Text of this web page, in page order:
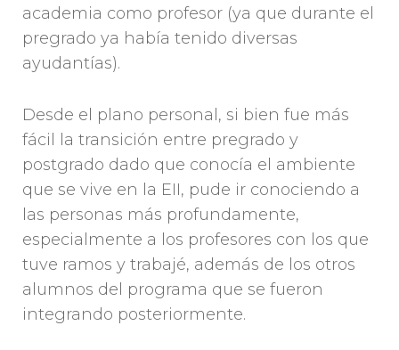
academia como profesor (ya que durante el
pregrado ya había tenido diversas
ayudantías).
Desde el plano personal, si bien fue más
fácil la transición entre pregrado y
postgrado dado que conocía el ambiente
que se vive en la EII, pude ir conociendo a
las personas más profundamente,
especialmente a los profesores con los que
tuve ramos y trabajé, además de los otros
alumnos del programa que se fueron
integrando posteriormente.